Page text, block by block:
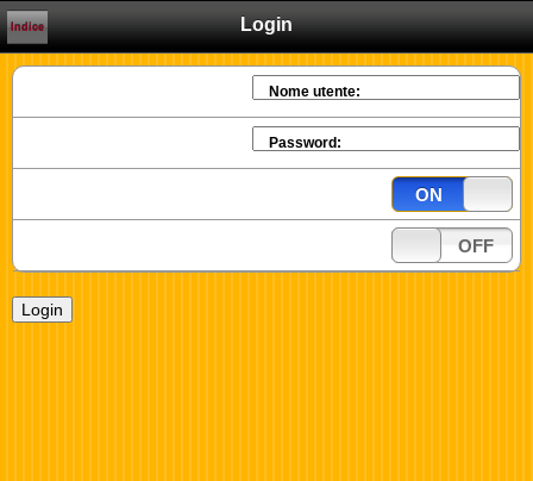
Login
Indice
Nome utente:
Password:
ON
OFF